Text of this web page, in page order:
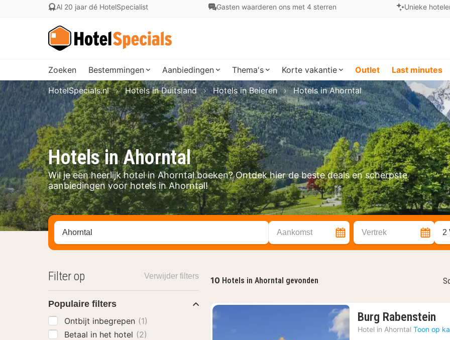
Al 20 jaar dé HotelSpecialist Gasten waarderen ons met 4 sterren Unieke
Zoeken Bestemmingen Aanbiedingen Thema's Korte vakantie Outlet Last minutes
Hotels in Ahorntal
Wil je een heerlijk hotel in Ahorntal boeken? Ontdek hier de beste deals en scherpste
aanbiedingen voor hotels in Ahorntal!
HotelSpecials.nl Hotels in Duitsland Hotels in Beieren Hotels in Ahorntal
Zoek op hotel, regio of stad Aankomst Vertrek 2
10 Hotels in Ahorntal gevonden
Burg Rabenstein
Hotel in Ahorntal Toon op
Filter op Verwijder filters
Populaire filters
Ontbijt inbegrepen (1)
Betaal in het hotel (2)